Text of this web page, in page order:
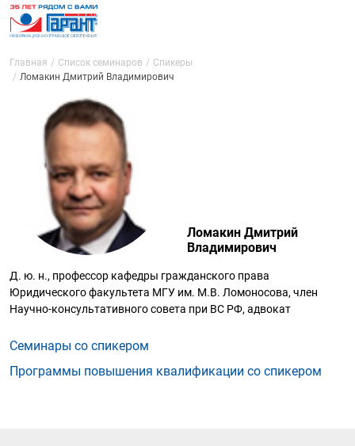
Главная Список семинаров
Спикеры
Ломакин Дмитрий Владимирович
Ломакин Дмитрий
Владимирович
Д. ю. н., профессор кафедры гражданского права
Юридического факультета МГУ им. М.В. Ломоносова, член
Научно-консультативного совета при ВС РФ, адвокат
Семинары со спикером
Программы повышения квалификации со спикером